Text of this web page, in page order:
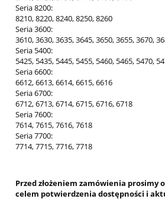
Seria 8200:
8210, 8220, 8240, 8250, 8260
Seria 3600:
3610, 3630, 3635, 3645, 3650, 3655, 3670,
Seria 5400:
5425, 5435, 5445, 5455, 5460, 5465, 5470,
Seria 6600:
6612, 6613, 6614, 6615, 6616
Seria 6700:
6712, 6713, 6714, 6715, 6716, 6718
Seria 7600:
7614, 7615, 7616, 7618
Seria 7700:
7714, 7715, 7716, 7718
Przed złożeniem zamówienia prosimy
celem potwierdzenia dostępności i